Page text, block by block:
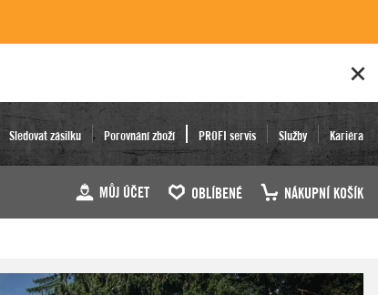
Sledovat zásilku Porovnání zboží PROFI servis Služby Kariéra
MŮJ ÚČET OBLÍBENÉ NÁKUPNÍ KOŠÍK